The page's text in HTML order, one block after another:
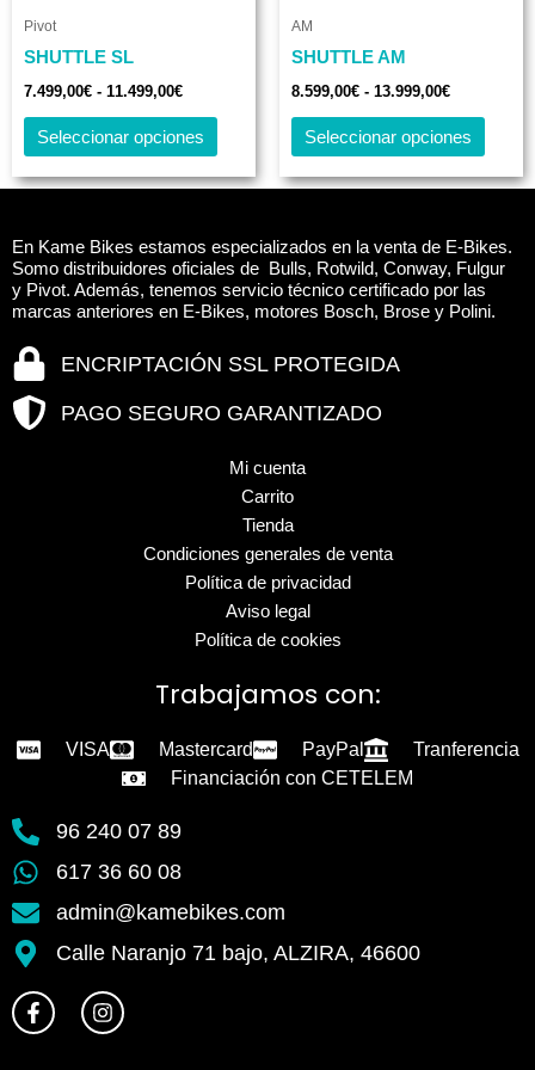
Pivot
SHUTTLE SL
7.499,00€ - 11.499,00€11.499,00€
Seleccionar opciones
variantes.
Las
se
en
la
página
producto
AM
SHUTTLE AM
8.599,00€ - 13.999,00€13.999,00€
Seleccionar opciones
Las
se
en
la
página
En Kame Bikes estamos especializados en la venta de E-Bikes.
Somo distribuidores oficiales de Bulls, Rotwild, Conway, Fulgur
y Pivot. Además, tenemos servicio técnico certificado por las
marcas anteriores en E-Bikes, motores Bosch, Brose y Polini.
ENCRIPTACIÓN SSL PROTEGIDA
PAGO SEGURO GARANTIZADO
Mi cuenta
Carrito
Tienda
Condiciones generales de venta
Política de privacidad
Aviso legal
Política de cookies
Trabajamos con:
VISA Mastercard PayPal
Tranferencia
Financiación con CETELEM
96 240 07 89
617 36 60 08
admin@kamebikes.com
Calle Naranjo 71 bajo, ALZIRA, 46600
F
a
I
n